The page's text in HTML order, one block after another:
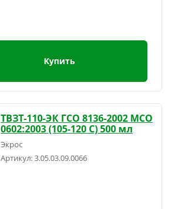
Купить
ТВЗТ-110-ЭК ГСО 8136-2002 МСО
0602:2003 (105-120 С) 500 мл
Экрос
Артикул:3.05.03.09.0066